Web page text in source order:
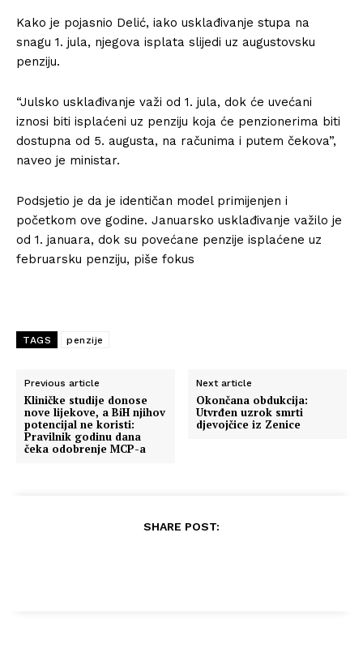
Kako je pojasnio Delić, iako usklađivanje stupa na
snagu 1. jula, njegova isplata slijedi uz augustovsku
penziju.
“Julsko usklađivanje važi od 1. jula, dok će uvećani
iznosi biti isplaćeni uz penziju koja će penzionerima biti
dostupna od 5. augusta, na računima i putem čekova”,
naveo je ministar.
Podsjetio je da je identičan model primijenjen i
početkom ove godine. Januarsko usklađivanje važilo je
od 1. januara, dok su povećane penzije isplaćene uz
februarsku penziju, piše fokus
TAGS penzije
Previous article
Kliničke studije donose
nove lijekove, a BiH njihov
potencijal ne koristi:
Pravilnik godinu dana
čeka odobrenje MCP-a
Next article
Okončana obdukcija:
Utvrđen uzrok smrti
djevojčice iz Zenice
SHARE POST: